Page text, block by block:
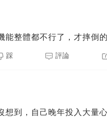
能整體都不行了，才摔倒
踩 評論
想到，自己晚年投入大量